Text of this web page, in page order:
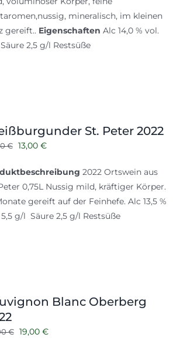
mineralisch, im kleinen
gereift.. Eigenschaften Alc 14,0 % vol.
2,5 g/l Restsüße
St. Peter 2022
€ Ursprünglicher
war:
14,00 €
13,00 €Aktueller
ist:
13,00 €.
2022 Ortswein aus
0,75L Nussig mild, kräftiger Körper.
gereift auf der Feinhefe. Alc 13,5 %
g/l Säure 2,5 g/l Restsüße
Blanc Oberberg
€ Ursprünglicher
19,00 €Aktueller